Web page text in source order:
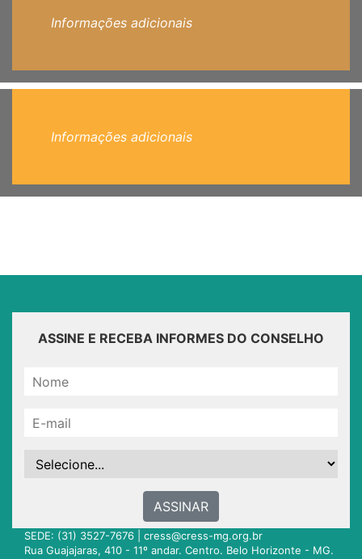
Informações adicionais
Informações adicionais
ASSINE E RECEBA INFORMES DO CONSELHO
ASSINAR
SEDE: (31) 3527-7676 | cress@cress-mg.org.br
Rua Guajajaras, 410 - 11º andar. Centro. Belo Horizonte - MG.